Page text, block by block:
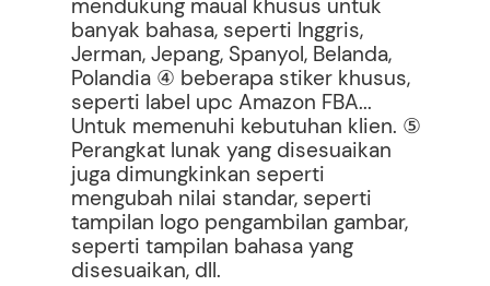
mendukung maual khusus untuk
banyak bahasa, seperti Inggris,
Jerman, Jepang, Spanyol, Belanda,
Polandia ④ beberapa stiker khusus,
seperti label upc Amazon FBA...
Untuk memenuhi kebutuhan klien. ⑤
Perangkat lunak yang disesuaikan
juga dimungkinkan seperti
mengubah nilai standar, seperti
tampilan logo pengambilan gambar,
seperti tampilan bahasa yang
disesuaikan, dll.